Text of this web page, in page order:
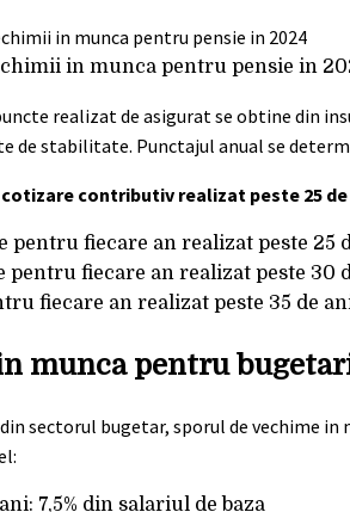
in munca pentru pensie in
realizat de asigurat se obtine din
de stabilitate. Punctajul anual se
contributiv realizat peste 25
pentru fiecare an realizat peste 25
pentru fiecare an realizat peste 30
fiecare an realizat peste 35 de
munca pentru
sectorul bugetar, sporul de vechime in
7,5% din salariul de baza